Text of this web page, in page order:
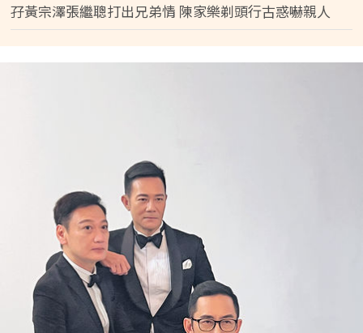
孖黃宗澤張繼聰打出兄弟情 陳家樂剃頭行古惑嚇親人